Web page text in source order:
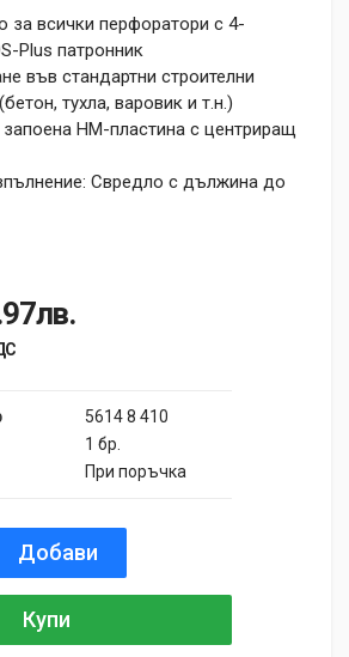
всички перфоратори с 4-
Plus патронник
във стандартни строителни
тухла, варовик и т.н.)
НМ-пластина с центриращ
Свредло с дължина до
5614 8 410
1 бр.
При поръчка
Добави
Купи